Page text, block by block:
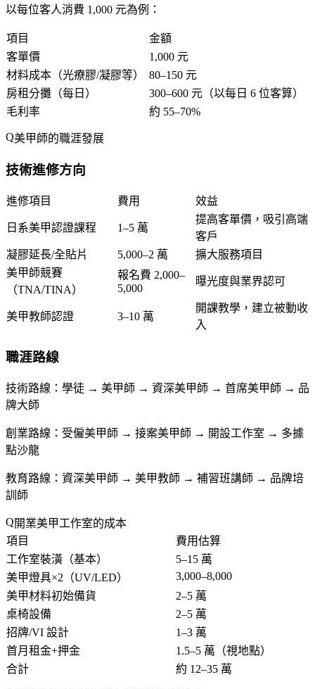
以每位客人消費 1,000 元為例：
項目
金額
客單價
1,000 元
材料成本（光療膠/凝膠等）
80–150 元
房租分攤（每日）
300–600 元（以每日 6 位客算）
毛利率
約 55–70%
美甲師的職涯發展
技術進修方向
進修項目 費用 效益
日系美甲認證課程 1–5 萬
提高客單價，吸引高端
客戶
凝膠延長/全貼片
5,000–2 萬
擴大服務項目
美甲師競賽
（TNA/TINA）
報名費 2,000–
5,000
曝光度與業界認可
美甲教師認證 3–10 萬
開課教學，建立被動收
入
職涯路線
技術路線 ：學徒 → 美甲師 → 資深美甲師 → 首席美甲師 → 品
牌大師
創業路線 ：受僱美甲師 → 接案美甲師 → 開設工作室 → 多據
點沙龍
教育路線 ：資深美甲師 → 美甲教師 → 補習班講師 → 品牌培
訓師
開業美甲工作室的成本
項目
費用估算
工作室裝潢（基本）
5–15 萬
美甲燈具×2（UV/LED）
3,000–8,000
美甲材料初始備貨
2–5 萬
桌椅設備
2–5 萬
招牌/VI 設計
1–3 萬
首月租金+押金
1.5–5 萬（視地點）
合計
約 12–35 萬